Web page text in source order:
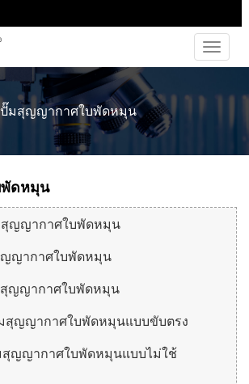
ไม่
ต้อง
ช่อง
ปั๊มสุญญากาศใบพัดหมุน
ดหมุน
สุญญากาศใบพัดหมุน
ญากาศใบพัดหมุน
สุญญากาศใบพัดหมุน
สุญญากาศใบพัดหมุนแบบขับตรง
สุญญากาศใบพัดหมุนแบบไม่ใช้